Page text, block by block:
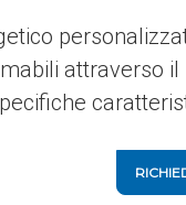
attraverso